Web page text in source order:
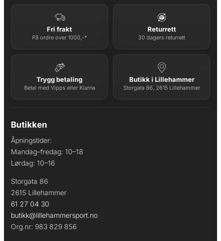
Fri frakt
På ordre over 1000,-*
Returrett
30 dagers returrett
Trygg betaling
Betal med Vipps eller Klarna
Butikk i Lillehammer
Storgata 86, 2615 Lillehammer
Butikken
Åpningstider:
Mandag–fredag: 10–18
Lørdag: 10–16
Storgata 86
2615 Lillehammer
61 27 04 30
butikk@lillehammersport.no
Org.nr: 983 829 856